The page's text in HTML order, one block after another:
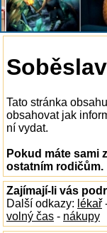
Tato stránka
obsahovat jak
ní vydat.
Pokud máte sami
ostatním rodičům.
Zajímají-li vás
Další odkazy: lékař
volný čas - nákupy